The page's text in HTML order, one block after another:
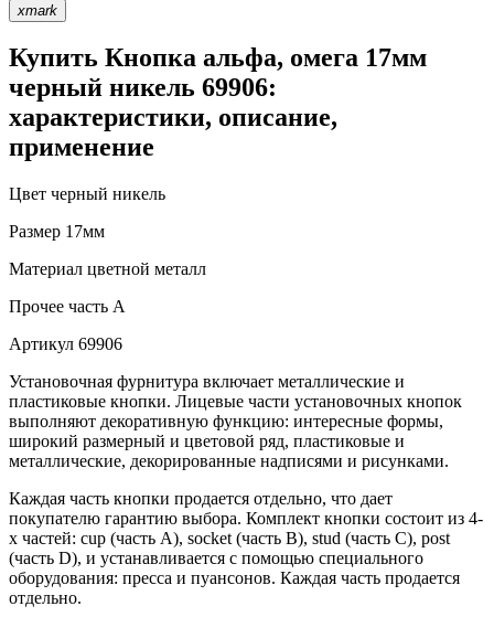
xmark
Купить Кнопка альфа, омега 17мм
черный никель 69906:
характеристики, описание,
применение
Цвет черный никель
Размер 17мм
Материал цветной металл
Прочее часть A
Артикул 69906
Установочная фурнитура включает металлические и
пластиковые кнопки. Лицевые части установочных кнопок
выполняют декоративную функцию: интересные формы,
широкий размерный и цветовой ряд, пластиковые и
металлические, декорированные надписями и рисунками.
Каждая часть кнопки продается отдельно, что дает
покупателю гарантию выбора. Комплект кнопки состоит из 4-
х частей: cup (часть А), socket (часть В), stud (часть С), post
(часть D), и устанавливается с помощью специального
оборудования: пресса и пуансонов. Каждая часть продается
отдельно.